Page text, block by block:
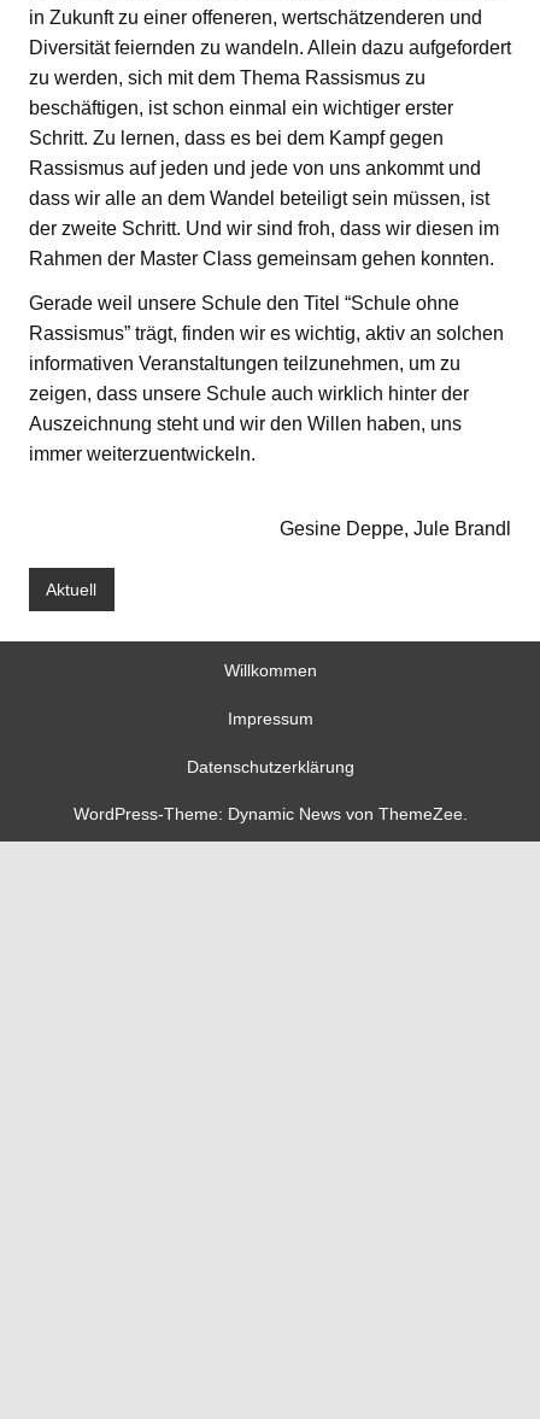
in Zukunft zu einer offeneren, wertschätzenderen und
Diversität feiernden zu wandeln. Allein dazu aufgefordert
zu werden, sich mit dem Thema Rassismus zu
beschäftigen, ist schon einmal ein wichtiger erster
Schritt. Zu lernen, dass es bei dem Kampf gegen
Rassismus auf jeden und jede von uns ankommt und
dass wir alle an dem Wandel beteiligt sein müssen, ist
der zweite Schritt. Und wir sind froh, dass wir diesen im
Rahmen der Master Class gemeinsam gehen konnten.
Gerade weil unsere Schule den Titel “Schule ohne
Rassismus” trägt, finden wir es wichtig, aktiv an solchen
informativen Veranstaltungen teilzunehmen, um zu
zeigen, dass unsere Schule auch wirklich hinter der
Auszeichnung steht und wir den Willen haben, uns
immer weiterzuentwickeln.
Gesine Deppe, Jule Brandl
Aktuell
Willkommen
Impressum
Datenschutzerklärung
WordPress-Theme: Dynamic News von ThemeZee.